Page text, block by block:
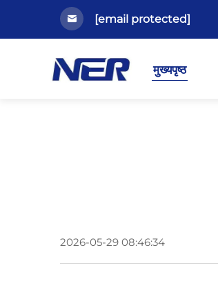
[email protected]
मुख्यपृष्ठ
2026-05-29 08:46:34